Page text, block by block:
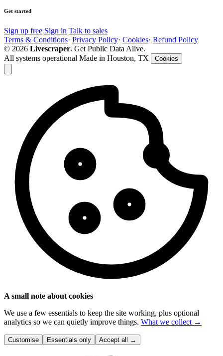
Get started
Sign up free Sign in Talk to sales
Terms & Conditions· Privacy Policy· Cookies· Refund Policy
© 2026 Livescraper. Get Public Data Alive.
All systems operational Made in Houston, TX Cookies
A small note about cookies
We use a few essentials to keep the site working, plus optional
analytics so we can quietly improve things. What we collect →
Customise Essentials only Accept all →